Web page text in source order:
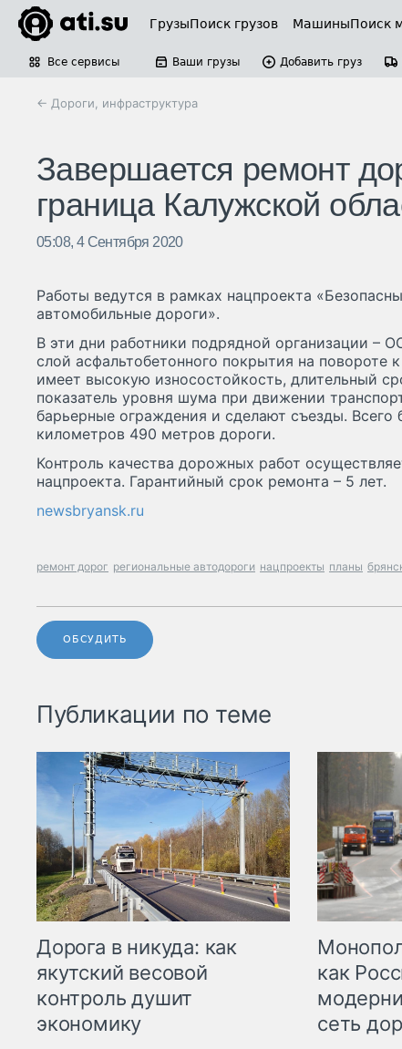
ГрузыПоиск грузов МашиныПоиск
Все сервисы Ваши грузы Добавить груз
← Дороги, инфраструктура
Завершается ремонт
граница Калужской
05:08, 4 Сентября 2020
Работы ведутся в рамках нацпроекта
автомобильные дороги».
В эти дни работники подрядной организации –
слой асфальтобетонного покрытия на повороте
имеет высокую износостойкость, длительный
показатель уровня шума при движении
барьерные ограждения и сделают съезды. Всего
километров 490 метров дороги.
Контроль качества дорожных работ
нацпроекта. Гарантийный срок ремонта – 5 лет.
newsbryansk.ru
ремонт дорог региональные автодороги нацпроекты планы
ОБСУДИТЬ
Публикации по теме
Дорога в никуда: как
якутский весовой
контроль душит
экономику
как
сеть